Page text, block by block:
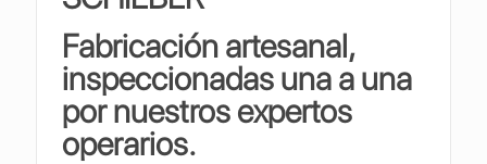
Fabricación artesanal,
inspeccionadas una a una
por nuestros expertos
operarios.